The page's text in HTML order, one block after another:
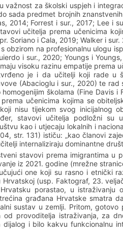
važnost za školski uspjeh i
sada predmet brojnih
2014; Forrest i sur., 2017; Lee i
učitelja prema učenicima
Soriano i Cala, 2019; Walker i
obzirom na profesionalnu ulogu
i sur., 2020; Youngs i
visoku razinu empatije prema
je i da učitelji koji rade u
(Abacioglu i sur., 2020) te
školama (Fine Davis
učenicima kojima se
nisu tijekom svog inicijalnog
stavovi učitelja podložni su
kao i utjecaju lokalnih i
str. 131) ističu: „kao članovi
internaliziraju dominantne
stavovi prema imigrantima u
iz 2021. godine (mrežne
one koji su rasno i etnički
(usp. Faktograf, 23.
porastao, u
građana Hrvatske smatra
sustav u zemlji. Pritom,
od provoditelja istraživanja, za
dijalog i bilo kakvu funkcionalnu